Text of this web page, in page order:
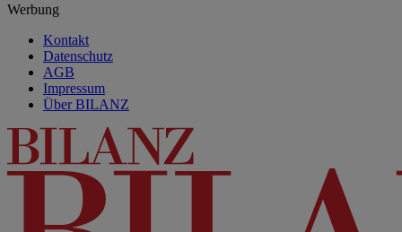
Werbung
Kontakt
Datenschutz
AGB
Impressum
Über BILANZ